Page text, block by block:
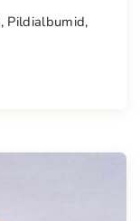
, Pildialbumid,